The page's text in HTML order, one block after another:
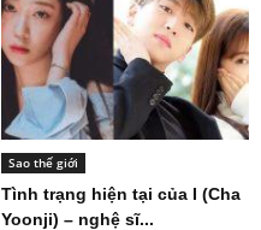
Sao thế giới
Tình trạng hiện tại của I (Cha
Yoonji) – nghệ sĩ...